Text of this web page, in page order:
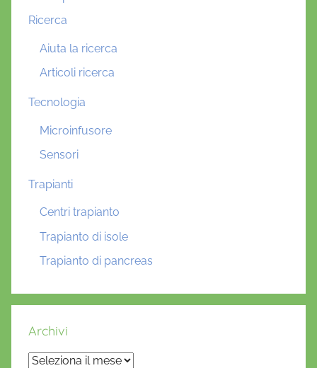
Ricerca
Aiuta la ricerca
Articoli ricerca
Tecnologia
Microinfusore
Sensori
Trapianti
Centri trapianto
Trapianto di isole
Trapianto di pancreas
Archivi
Archivi